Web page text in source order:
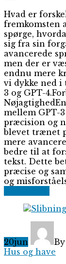
Hvad er
fremkomsten
spørge,
sig fra sin
avancerede
men der er
endnu mere
vi dykke ned i
3 og GPT-
mellem GPT-
præcision og
blevet trænet
mere
bedre til at
tekst. Dette
præcise og
og
20jun
Hus og have